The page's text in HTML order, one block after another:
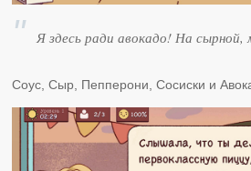
Я здесь ради авокадо! На сырной,
Соус, Сыр, Пепперони, Сосиски и